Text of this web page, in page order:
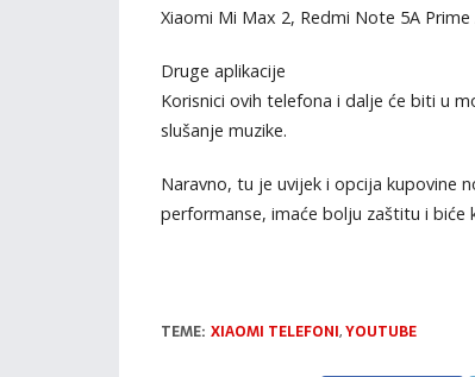
Xiaomi Mi Max 2, Redmi Note 5A
Druge aplikacije
Korisnici ovih telefona i dalje će biti u
slušanje muzike.
Naravno, tu je uvijek i opcija kupovine
performanse, imaće bolju zaštitu i
TEME: XIAOMI TELEFONI,YOUTUBE